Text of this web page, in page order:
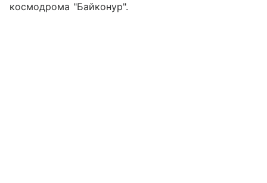
космодрома "Байконур".